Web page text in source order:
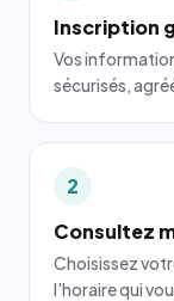
Inscription
Vos
sécurisés,
2
Consultez
Choisissez
l'horaire qui